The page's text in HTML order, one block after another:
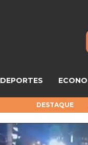
DEPORTES
DESTAQUE